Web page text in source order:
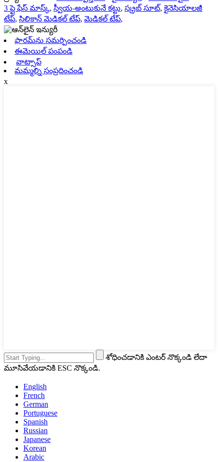
3 ప్లై ఫేస్ మాస్క్, స్వీయ-అంటుకునే కట్టు, స్క్రబ్ సూట్, కైనెసియాలజీ
టేప్, సిలికాన్ మెడికల్ టేప్, మెడికల్ టేప్,
ఫారమ్‌ను సమర్పించండి
ఈమెయిల్ పంపండి
వాట్సాప్
మమ్మల్ని సంప్రదించండి
x
శోధించడానికి ఎంటర్ నొక్కండి లేదా
మూసివేయడానికి ESC నొక్కండి.
English
French
German
Portuguese
Spanish
Russian
Japanese
Korean
Arabic